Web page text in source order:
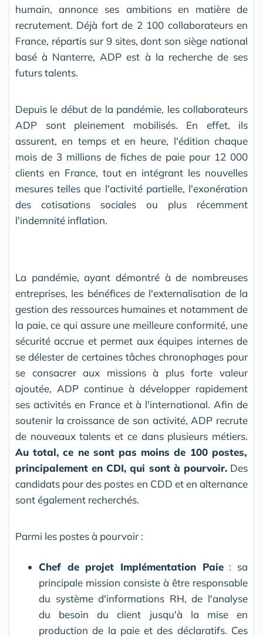
humain, annonce ses ambitions en matière de
recrutement. Déjà fort de 2 100 collaborateurs en
France, répartis sur 9 sites, dont son siège national
basé à Nanterre, ADP est à la recherche de ses
futurs talents.
Depuis le début de la pandémie, les collaborateurs
ADP sont pleinement mobilisés. En effet, ils
assurent, en temps et en heure, l'édition chaque
mois de 3 millions de fiches de paie pour 12 000
clients en France, tout en intégrant les nouvelles
mesures telles que l'activité partielle, l'exonération
des cotisations sociales ou plus récemment
l'indemnité inflation.
La pandémie, ayant démontré à de nombreuses
entreprises, les bénéfices de l'externalisation de la
gestion des ressources humaines et notamment de
la paie, ce qui assure une meilleure conformité, une
sécurité accrue et permet aux équipes internes de
se délester de certaines tâches chronophages pour
se consacrer aux missions à plus forte valeur
ajoutée, ADP continue à développer rapidement
ses activités en France et à l'international. Afin de
soutenir la croissance de son activité, ADP recrute
de nouveaux talents et ce dans plusieurs métiers.
Au total, ce ne sont pas moins de 100 postes,
principalement en CDI, qui sont à pourvoir.Des
candidats pour des postes en CDD et en alternance
sont également recherchés.
Parmi les postes à pourvoir :
Chef de projet Implémentation Paie: sa
principale mission consiste à être responsable
du système d'informations RH, de l'analyse
du besoin du client jusqu'à la mise en
production de la paie et des déclaratifs. Ces